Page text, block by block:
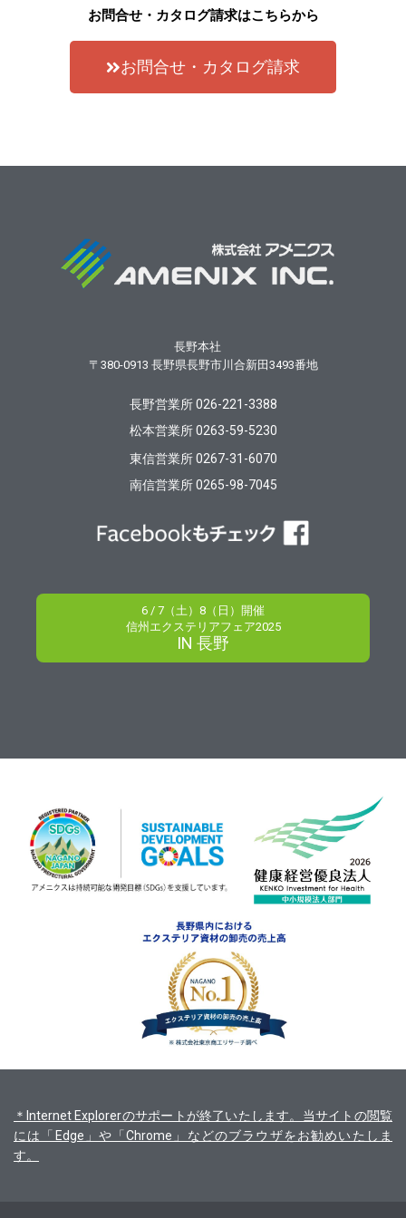
お問合せ・カタログ請求はこちらから
お問合せ・カタログ請求
長野本社
〒380-0913 長野県長野市川合新田3493番地
長野営業所 026-221-3388
松本営業所 0263-59-5230
東信営業所 0267-31-6070
南信営業所 0265-98-7045
6 / 7（土）8（日）開催
信州エクステリアフェア2025
IN 長野
＊Internet Explorerのサポートが終了いたします。当サイトの閲覧
には「Edge」や「Chrome」などのブラウザをお勧めいたしま
す。